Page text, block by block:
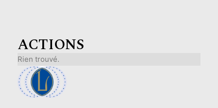
ACTIONS
Rien trouvé.